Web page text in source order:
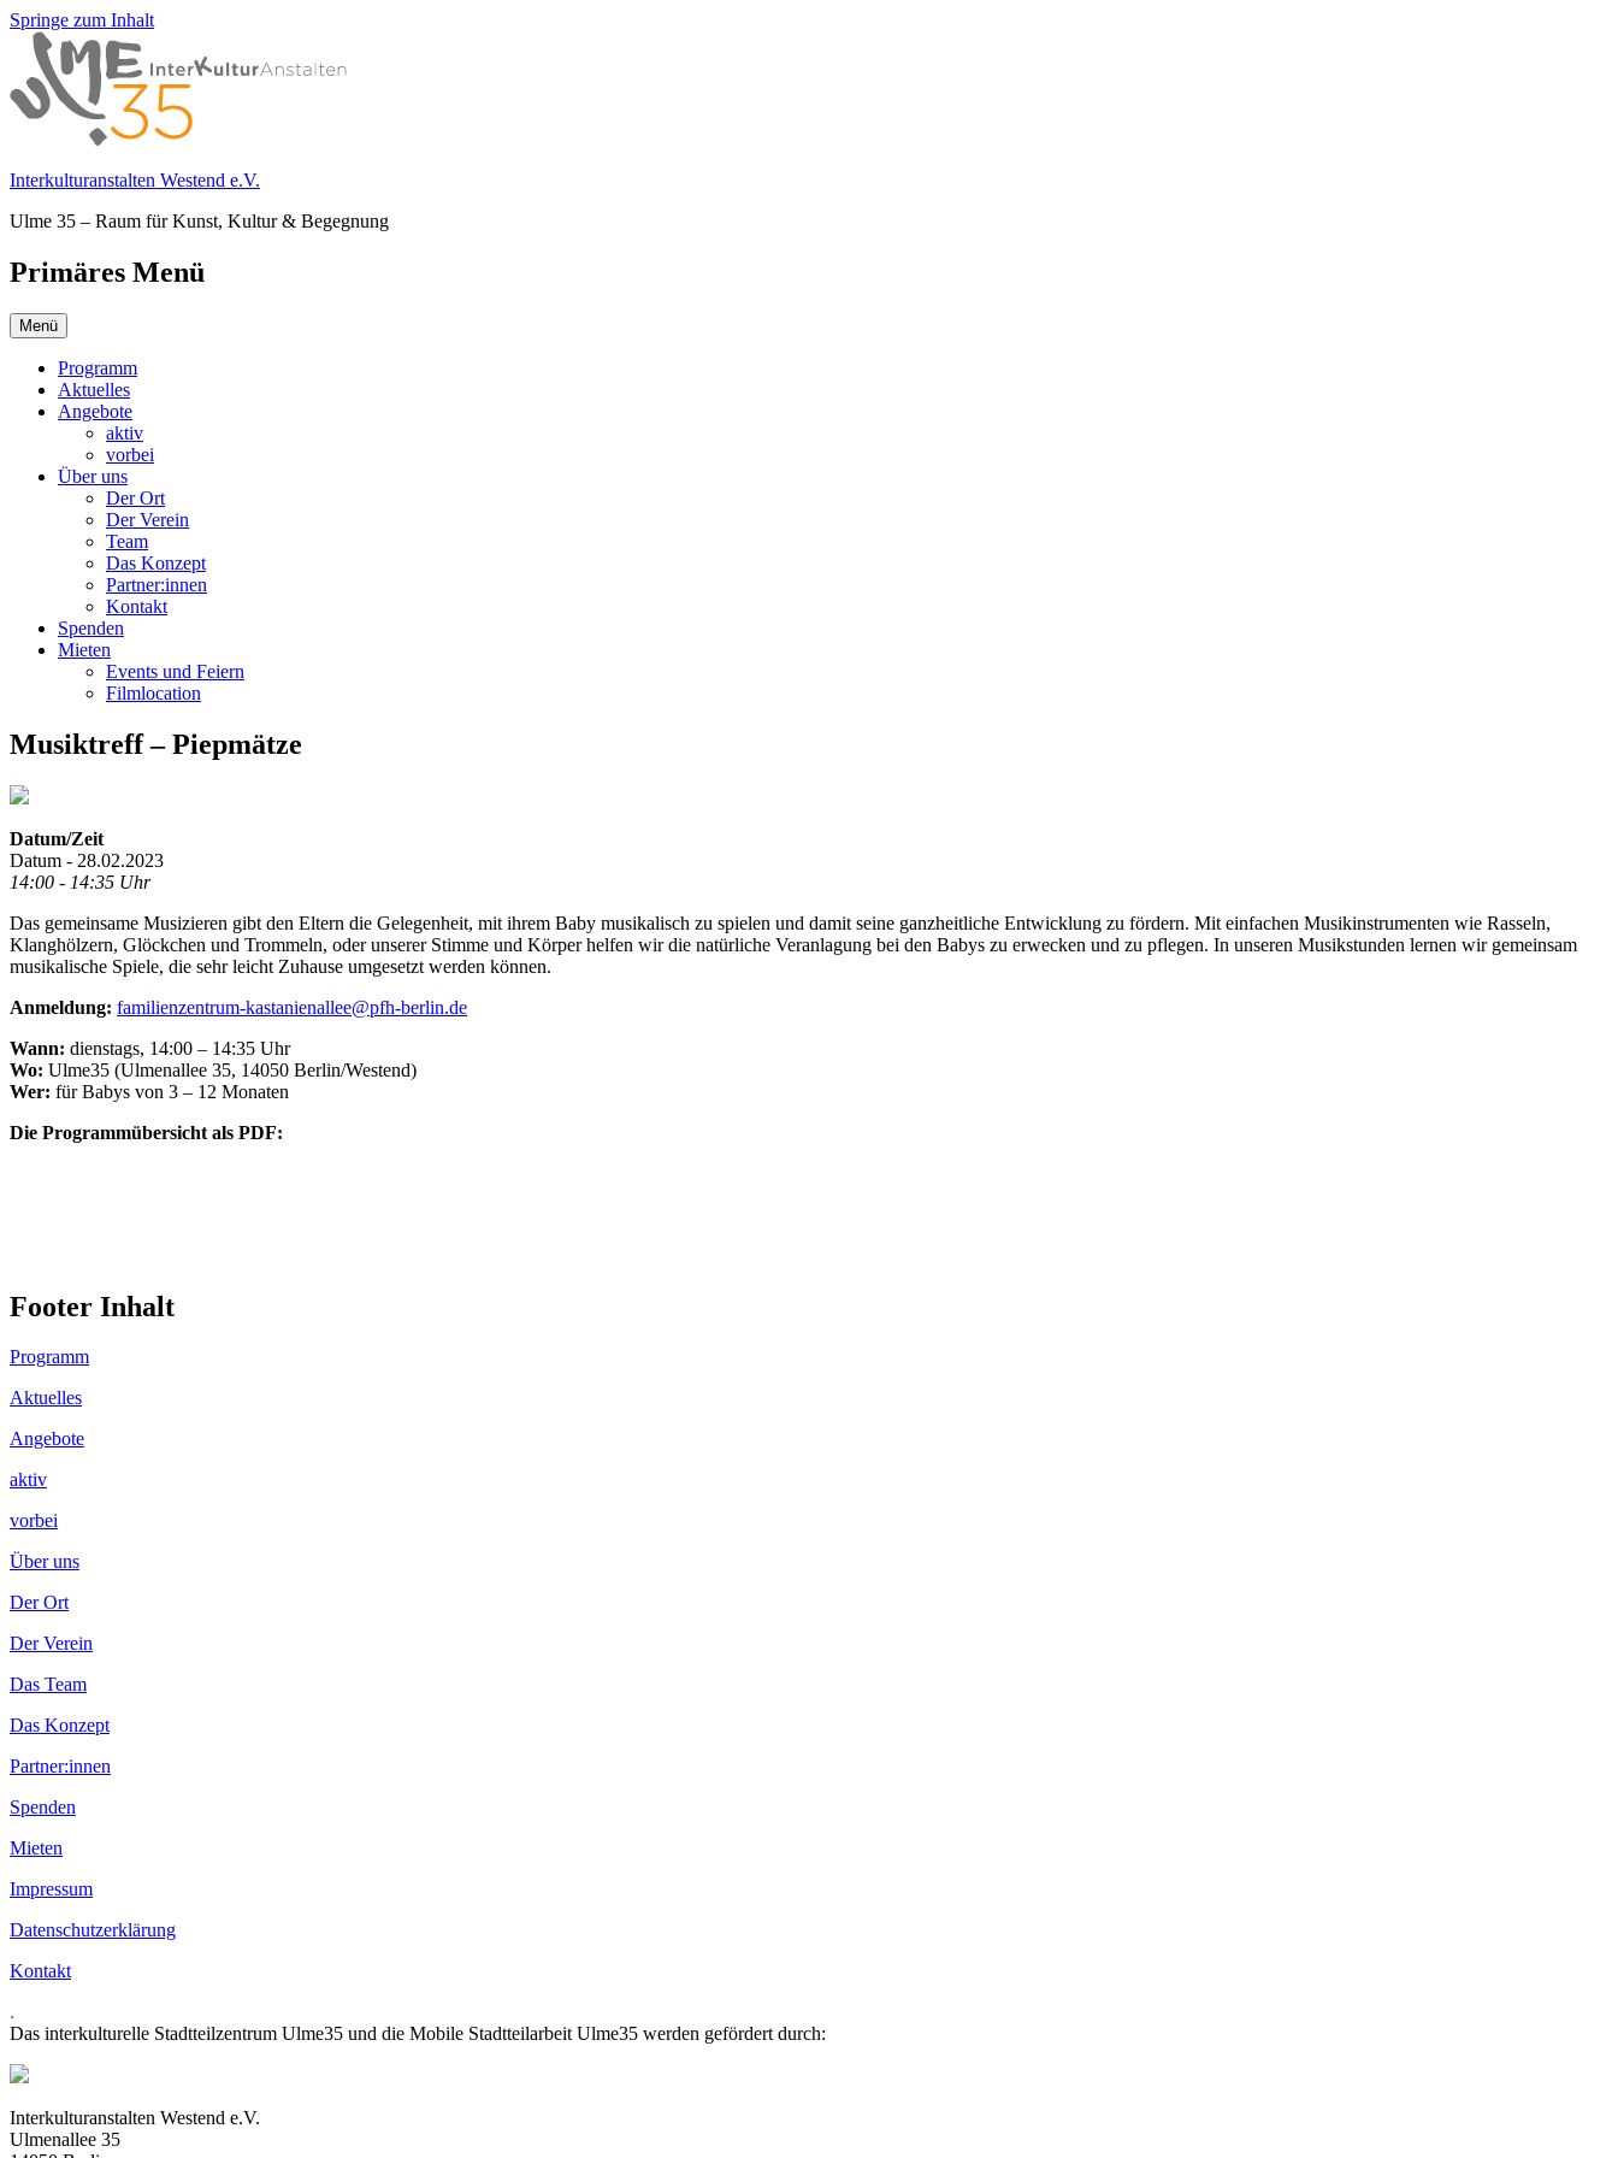
Springe zum Inhalt
Interkulturanstalten Westend e.V.
Ulme 35 – Raum für Kunst, Kultur & Begegnung
Primäres Menü
Menü
Programm
Aktuelles
Angebote
aktiv
vorbei
Über uns
Der Ort
Der Verein
Team
Das Konzept
Partner:innen
Kontakt
Spenden
Mieten
Events und Feiern
Filmlocation
Musiktreff – Piepmätze
Datum/Zeit
Datum - 28.02.2023
14:00 - 14:35 Uhr
Das gemeinsame Musizieren gibt den Eltern die Gelegenheit, mit ihrem Baby musikalisch zu spielen und damit seine ganzheitliche Entwicklung zu fördern. Mit einfachen Musikinstrumenten wie Rasseln,
Klanghölzern, Glöckchen und Trommeln, oder unserer Stimme und Körper helfen wir die natürliche Veranlagung bei den Babys zu erwecken und zu pflegen. In unseren Musikstunden lernen wir gemeinsam
musikalische Spiele, die sehr leicht Zuhause umgesetzt werden können.
Anmeldung: familienzentrum-kastanienallee@pfh-berlin.de
Wann: dienstags, 14:00 – 14:35 Uhr
Wo: Ulme35 (Ulmenallee 35, 14050 Berlin/Westend)
Wer: für Babys von 3 – 12 Monaten
Die Programmübersicht als PDF:
Footer Inhalt
Programm
Aktuelles
Angebote
aktiv
vorbei
Über uns
Der Ort
Der Verein
Das Team
Das Konzept
Partner:innen
Spenden
Mieten
Impressum
Datenschutzerklärung
Kontakt
.
Das interkulturelle Stadtteilzentrum Ulme35 und die Mobile Stadtteilarbeit Ulme35 werden gefördert durch:
Interkulturanstalten Westend e.V.
Ulmenallee 35